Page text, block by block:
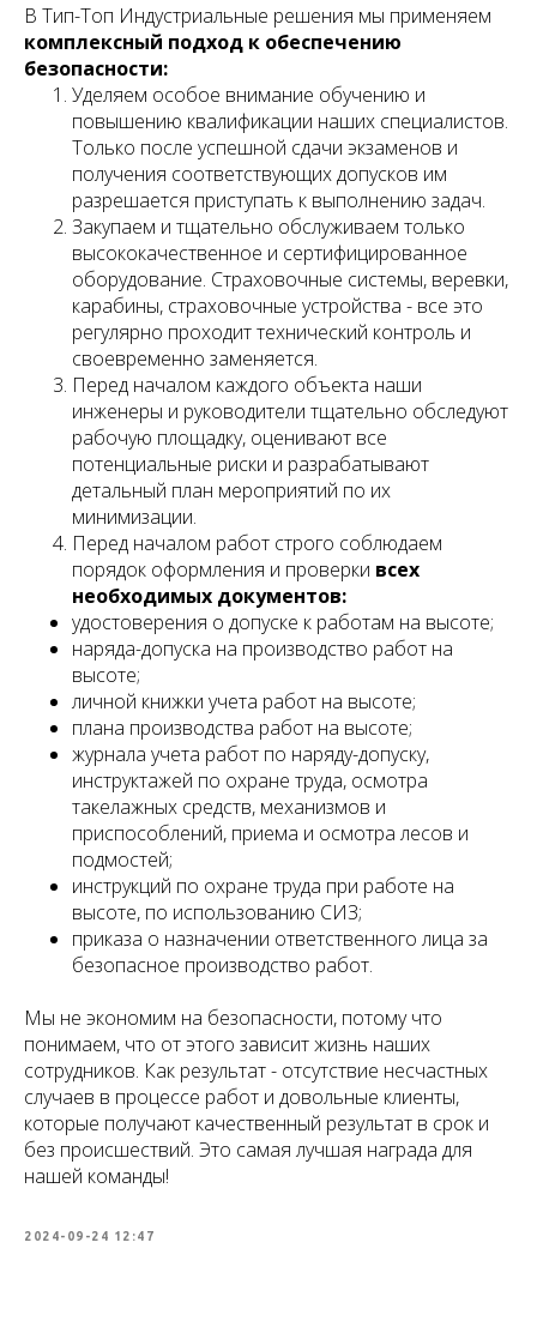
В Тип-Топ Индустриальные решения мы применяем
комплексный подход к обеспечению
безопасности:
Уделяем особое внимание обучению и
повышению квалификации наших специалистов.
Только после успешной сдачи экзаменов и
получения соответствующих допусков им
разрешается приступать к выполнению задач.
Закупаем и тщательно обслуживаем только
высококачественное и сертифицированное
оборудование. Страховочные системы, веревки,
карабины, страховочные устройства - все это
регулярно проходит технический контроль и
своевременно заменяется.
Перед началом каждого объекта наши
инженеры и руководители тщательно обследуют
рабочую площадку, оценивают все
потенциальные риски и разрабатывают
детальный план мероприятий по их
минимизации.
Перед началом работ строго соблюдаем
порядок оформления и проверки всех
необходимых документов:
удостоверения о допуске к работам на высоте;
наряда-допуска на производство работ на
высоте;
личной книжки учета работ на высоте;
плана производства работ на высоте;
журнала учета работ по наряду-допуску,
инструктажей по охране труда, осмотра
такелажных средств, механизмов и
приспособлений, приема и осмотра лесов и
подмостей;
инструкций по охране труда при работе на
высоте, по использованию СИЗ;
приказа о назначении ответственного лица за
безопасное производство работ.
Мы не экономим на безопасности, потому что
понимаем, что от этого зависит жизнь наших
сотрудников. Как результат - отсутствие несчастных
случаев в процессе работ и довольные клиенты,
которые получают качественный результат в срок и
без происшествий. Это самая лучшая награда для
нашей команды!
2024-09-24 12:47